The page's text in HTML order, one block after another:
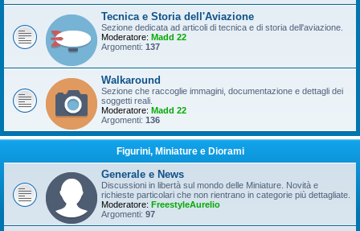
Tecnica e Storia dell'Aviazione
Sezione dedicata ad articoli di tecnica e di storia dell'aviazione.
Moderatore: Madd 22
Argomenti: 137
Walkaround
Sezione che raccoglie immagini, documentazione e dettagli dei
soggetti reali.
Moderatore: Madd 22
Argomenti: 136
Figurini, Miniature e Diorami
Generale e News
Discussioni in libertà sul mondo delle Miniature. Novità e
richieste particolari che non rientrano in categorie più dettagliate.
Moderatore: FreestyleAurelio
Argomenti: 97